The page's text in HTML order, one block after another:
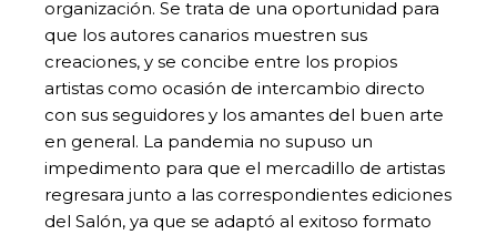
organización. Se trata de una oportunidad para
que los autores canarios muestren sus
creaciones, y se concibe entre los propios
artistas como ocasión de intercambio directo
con sus seguidores y los amantes del buen arte
en general. La pandemia no supuso un
impedimento para que el mercadillo de artistas
regresara junto a las correspondientes ediciones
del Salón, ya que se adaptó al exitoso formato